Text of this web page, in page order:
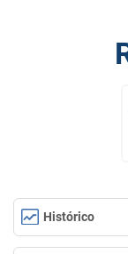
Histórico